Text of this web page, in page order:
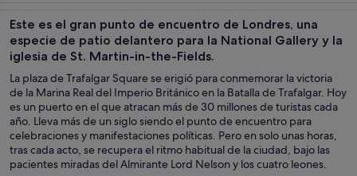
de un día
personalizadas
nocturna
Este es el gran punto de encuentro de Londres, una
especie de patio delantero para la National Gallery y la
iglesia de St. Martin-in-the-Fields.
La plaza de Trafalgar Square se erigió para conmemorar la victoria
de la Marina Real del Imperio Británico en la Batalla de Trafalgar. Hoy
es un puerto en el que atracan más de 30 millones de turistas cada
año. Lleva más de un siglo siendo el punto de encuentro para
celebraciones y manifestaciones políticas. Pero en solo unas horas,
tras cada acto, se recupera el ritmo habitual de la ciudad, bajo las
pacientes miradas del Almirante Lord Nelson y los cuatro leones.